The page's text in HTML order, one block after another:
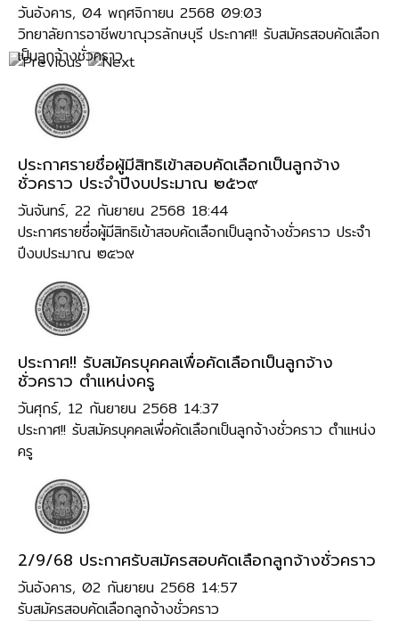
วันอังคาร, 04 พฤศจิกายน 2568 09:03
วิทยาลัยการอาชีพขาณุวรลักษบุรี ประกาศ!! รับสมัครสอบคัดเลือก
เป็นลูกจ้างชั่วคราว
ประกาศรายชื่อผู้มีสิทธิเข้าสอบคัดเลือกเป็นลูกจ้าง
ชั่วคราว ประจำปีงบประมาณ ๒๕๖๙
วันจันทร์, 22 กันยายน 2568 18:44
ประกาศรายชื่อผู้มีสิทธิเข้าสอบคัดเลือกเป็นลูกจ้างชั่วคราว ประจำ
ปีงบประมาณ ๒๕๖๙
ประกาศ!! รับสมัครบุคคลเพื่อคัดเลือกเป็นลูกจ้าง
ชั่วคราว ตำแหน่งครู
วันศุกร์, 12 กันยายน 2568 14:37
ประกาศ!! รับสมัครบุคคลเพื่อคัดเลือกเป็นลูกจ้างชั่วคราว ตำแหน่ง
ครู
2/9/68 ประกาศรับสมัครสอบคัดเลือกลูกจ้างชั่วคราว
วันอังคาร, 02 กันยายน 2568 14:57
รับสมัครสอบคัดเลือกลูกจ้างชั่วคราว